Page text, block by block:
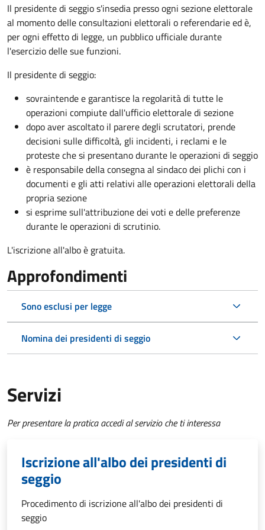
Il presidente di seggio s'insedia presso ogni sezione elettorale
al momento delle consultazioni elettorali o referendarie ed è,
per ogni effetto di legge, un pubblico ufficiale durante
l'esercizio delle sue funzioni.
Il presidente di seggio:
sovraintende e garantisce la regolarità di tutte le
operazioni compiute dall'ufficio elettorale di sezione
dopo aver ascoltato il parere degli scrutatori, prende
decisioni sulle difficoltà, gli incidenti, i reclami e le
proteste che si presentano durante le operazioni di seggio
è responsabile della consegna al sindaco dei plichi con i
documenti e gli atti relativi alle operazioni elettorali della
propria sezione
si esprime sull'attribuzione dei voti e delle preferenze
durante le operazioni di scrutinio.
L'iscrizione all'albo è gratuita.
Approfondimenti
Sono esclusi per legge
Nomina dei presidenti di seggio
Servizi
Per presentare la pratica accedi al servizio che ti interessa
Iscrizione all'albo dei presidenti di
seggio
Procedimento di iscrizione all'albo dei presidenti di
seggio